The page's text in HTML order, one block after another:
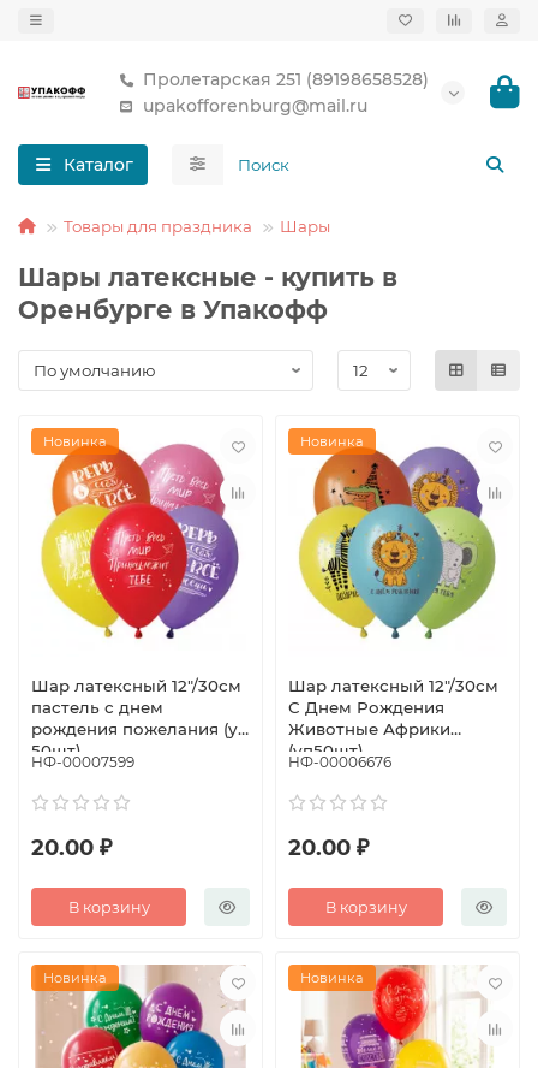
Пролетарская 251 (89198658528)
upakofforenburg@mail.ru
Каталог
Товары для праздника Шары
Шары латексные - купить в
Оренбурге в Упакофф
Новинка
Шар латексный 12"/30см
пастель с днем
рождения пожелания (уп
50шт)
НФ-00007599
20.00 ₽
В корзину
Новинка
Шар латексный 12"/30см
С Днем Рождения
Животные Африки
(уп50шт)
НФ-00006676
20.00 ₽
В корзину
Новинка Новинка